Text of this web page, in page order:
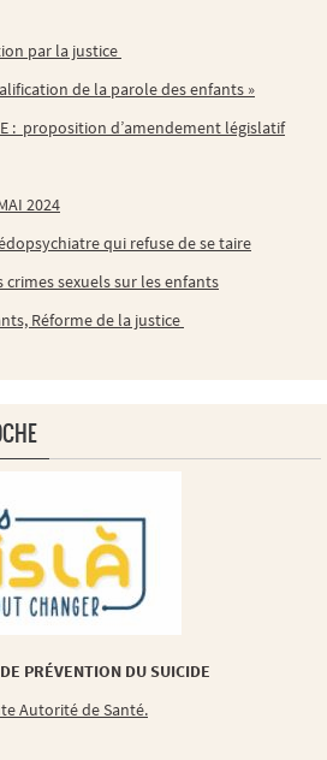
par la justice
de la parole des enfants »
: proposition d’amendement législatif
2024
qui refuse de se taire
sexuels sur les enfants
Réforme de la justice
PRÉVENTION DU SUICIDE
Autorité de Santé.